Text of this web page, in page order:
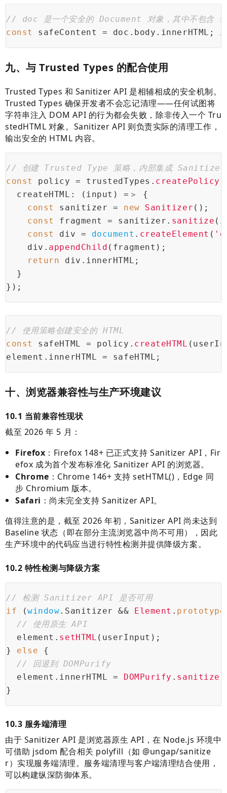
// doc 是一个安全的 Document 对象，其中不包
const
safeContent = doc. body . innerHTML ;
九、与 Trusted Types 的配合使用
Trusted Types 和 Sanitizer API 是相辅相成的安全机制。
Trusted Types 确保开发者不会忘记清理——任何试图将
字符串注入 DOM API 的行为都会失败，除非传入一个 Tru
stedHTML 对象。Sanitizer API 则负责实际的清理工作，
输出安全的 HTML 内容。
// 创建 Trusted Type 策略，内部集成
const
policy = trustedTypes. createPolicy
createHTML : ( input ) =＞
{
const
sanitizer = new Sanitizer ();
const
fragment = sanitizer. sanitize
const
div = document . createElement (
div. appendChild (fragment);
return div. innerHTML ;
}
});
// 使用策略创建安全的 HTML
const
safeHTML = policy. createHTML
element. innerHTML = safeHTML;
十、浏览器兼容性与生产环境建议
10.1 当前兼容性现状
截至 2026 年 5 月：
Firefox ：Firefox 148+ 已正式支持 Sanitizer API，Fir
efox 成为首个发布标准化 Sanitizer API 的浏览器。
Chrome ：Chrome 146+ 支持 setHTML()，Edge 同
步 Chromium 版本。
Safari ：尚未完全支持 Sanitizer API。
值得注意的是，截至 2026 年初，Sanitizer API 尚未达到
Baseline 状态（即在部分主流浏览器中尚不可用），因此
生产环境中的代码应当进行特性检测并提供降级方案。
10.2 特性检测与降级方案
// 检测 Sanitizer API 是否可用
if (window. Sanitizer && Element . prototype
// 使用原生 API
element. setHTML (userInput);
} else {
// 回退到 DOMPurify
element. innerHTML = DOMPurify . sanitize
}
10.3 服务端清理
由于 Sanitizer API 是浏览器原生 API，在 Node.js 环境中
可借助 jsdom 配合相关 polyfill（如 @ungap/sanitize
r）实现服务端清理。服务端清理与客户端清理结合使用，
可以构建纵深防御体系。